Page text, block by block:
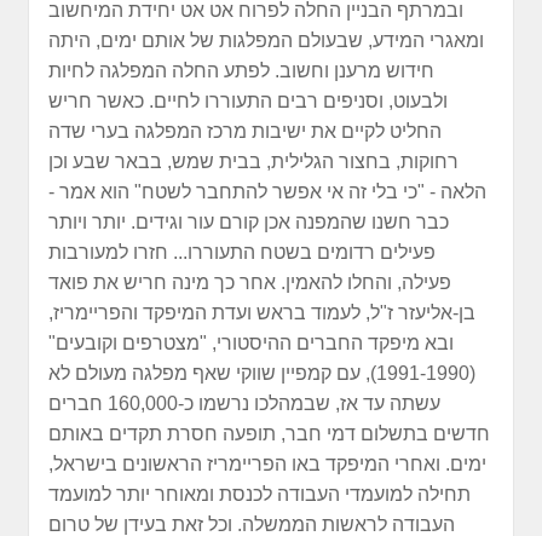
ובמרתף הבניין החלה לפרוח אט אט יחידת המיחשוב
ומאגרי המידע, שבעולם המפלגות של אותם ימים, היתה
חידוש מרענן וחשוב. לפתע החלה המפלגה לחיות
ולבעוט, וסניפים רבים התעוררו לחיים. כאשר חריש
החליט לקיים את ישיבות מרכז המפלגה בערי שדה
רחוקות, בחצור הגלילית, בבית שמש, בבאר שבע וכן
הלאה - "כי בלי זה אי אפשר להתחבר לשטח" הוא אמר -
כבר חשנו שהמפנה אכן קורם עור וגידים. יותר ויותר
פעילים רדומים בשטח התעוררו... חזרו למעורבות
פעילה, והחלו להאמין. אחר כך מינה חריש את פואד
בן-אליעזר ז"ל, לעמוד בראש ועדת המיפקד והפריימריז,
ובא מיפקד החברים ההיסטורי, "מצטרפים וקובעים"
(1991-1990), עם קמפיין שווקי שאף מפלגה מעולם לא
עשתה עד אז, שבמהלכו נרשמו כ-160,000 חברים
חדשים בתשלום דמי חבר, תופעה חסרת תקדים באותם
ימים. ואחרי המיפקד באו הפריימריז הראשונים בישראל,
תחילה למועמדי העבודה לכנסת ומאוחר יותר למועמד
העבודה לראשות הממשלה. וכל זאת בעידן של טרום